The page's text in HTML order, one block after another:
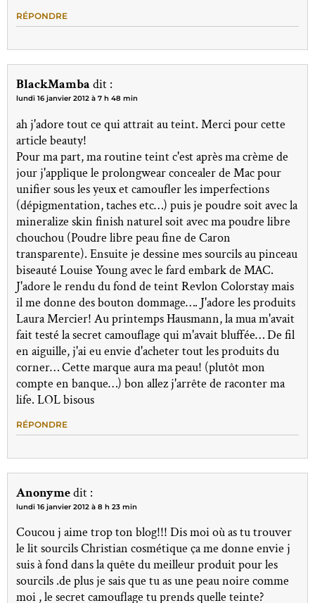
RÉPONDRE
BlackMamba dit :
lundi 16 janvier 2012 à 7 h 48 min
ah j'adore tout ce qui attrait au teint. Merci pour cette
article beauty!
Pour ma part, ma routine teint c'est après ma crème de
jour j'applique le prolongwear concealer de Mac pour
unifier sous les yeux et camoufler les imperfections
(dépigmentation, taches etc…) puis je poudre soit avec la
mineralize skin finish naturel soit avec ma poudre libre
chouchou (Poudre libre peau fine de Caron
transparente). Ensuite je dessine mes sourcils au pinceau
biseauté Louise Young avec le fard embark de MAC.
J'adore le rendu du fond de teint Revlon Colorstay mais
il me donne des bouton dommage…. J'adore les produits
Laura Mercier! Au printemps Hausmann, la mua m'avait
fait testé la secret camouflage qui m'avait bluffée… De fil
en aiguille, j'ai eu envie d'acheter tout les produits du
corner… Cette marque aura ma peau! (plutôt mon
compte en banque…) bon allez j'arrête de raconter ma
life. LOL bisous
RÉPONDRE
Anonymedit :
lundi 16 janvier 2012 à 8 h 23 min
Coucou j aime trop ton blog!!! Dis moi où as tu trouver
le lit sourcils Christian cosmétique ça me donne envie j
suis à fond dans la quête du meilleur produit pour les
sourcils .de plus je sais que tu as une peau noire comme
moi , le secret camouflage tu prends quelle teinte?